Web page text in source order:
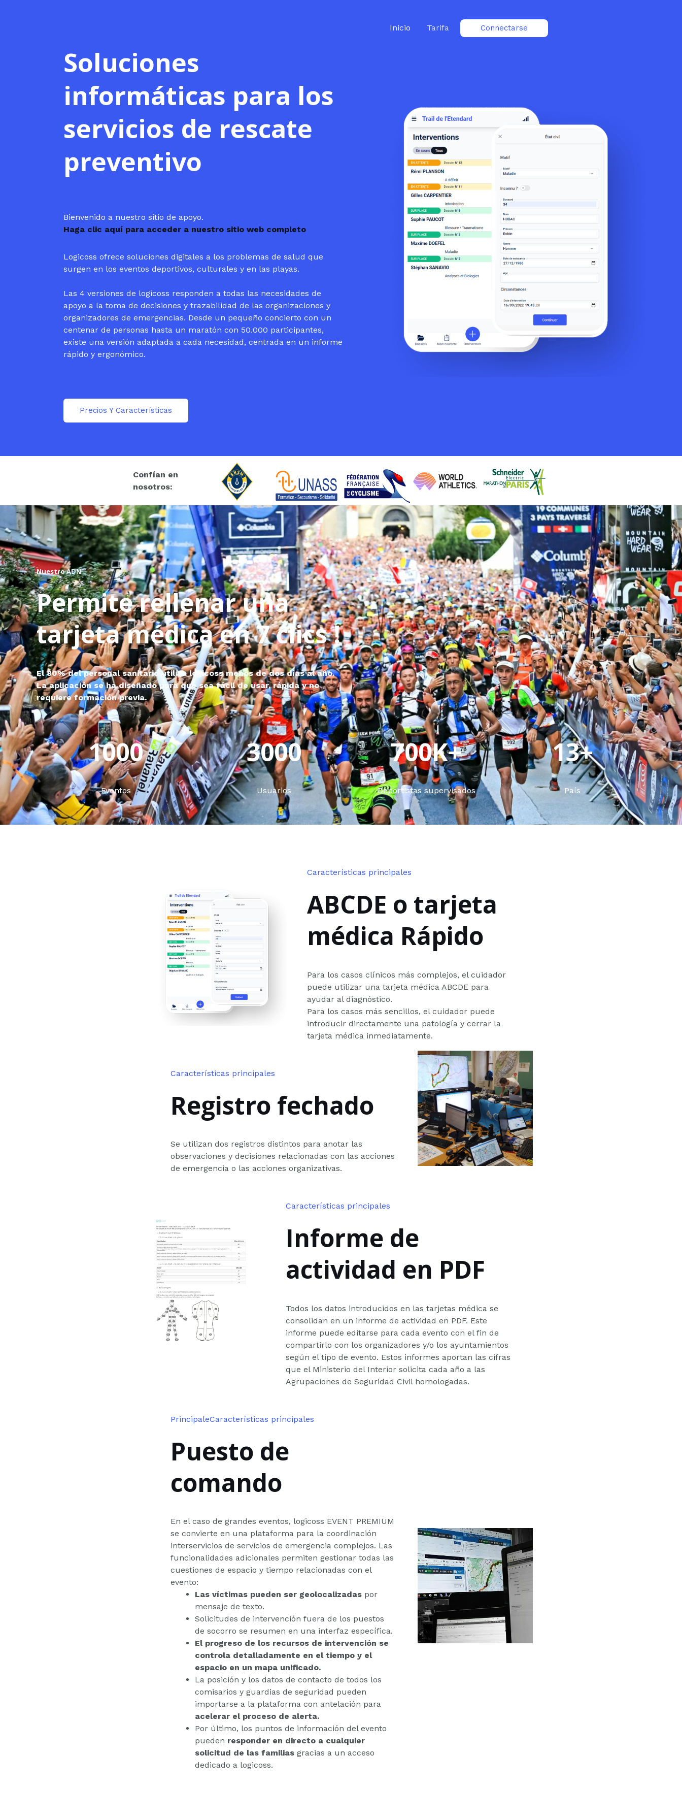
Inicio Tarifa Connectarse
Soluciones
informáticas para los
servicios de rescate
preventivo
Bienvenido a nuestro sitio de apoyo.
Haga clic aquí para acceder a nuestro sitio web completo
Logicoss ofrece soluciones digitales a los problemas de salud que
surgen en los eventos deportivos, culturales y en las playas.
Las 4 versiones de logicoss responden a todas las necesidades de
apoyo a la toma de decisiones y trazabilidad de las organizaciones y
organizadores de emergencias. Desde un pequeño concierto con un
centenar de personas hasta un maratón con 50.000 participantes,
existe una versión adaptada a cada necesidad, centrada en un informe
rápido y ergonómico.
Precios Y Características
Confían en
nosotros:
Nuestro ADN
Permite rellenar una
tarjeta médica en 7 clics !
El 80% del personal sanitario utiliza logicoss menos de dos días al año.
La aplicación se ha diseñado para que sea fácil de usar, rápida y no
requiere formación previa.
1000
Eventos
3000
Usuarios
700K+
Deportistas supervisados
13+
País
Características principales
ABCDE o tarjeta
médica Rápido
Para los casos clínicos más complejos, el cuidador
puede utilizar una tarjeta médica ABCDE para
ayudar al diagnóstico.
Para los casos más sencillos, el cuidador puede
introducir directamente una patología y cerrar la
tarjeta médica inmediatamente.
Características principales
Registro fechado
Se utilizan dos registros distintos para anotar las
observaciones y decisiones relacionadas con las acciones
de emergencia o las acciones organizativas.
Características principales
Informe de
actividad en PDF
Todos los datos introducidos en las tarjetas médica se
consolidan en un informe de actividad en PDF. Este
informe puede editarse para cada evento con el fin de
compartirlo con los organizadores y/o los ayuntamientos
según el tipo de evento. Estos informes aportan las cifras
que el Ministerio del Interior solicita cada año a las
Agrupaciones de Seguridad Civil homologadas.
PrincipaleCaracterísticas principales
Puesto de
comando
En el caso de grandes eventos, logicoss EVENT PREMIUM
se convierte en una plataforma para la coordinación
interservicios de servicios de emergencia complejos. Las
funcionalidades adicionales permiten gestionar todas las
cuestiones de espacio y tiempo relacionadas con el
evento:
Las víctimas pueden ser geolocalizadas por
mensaje de texto.
Solicitudes de intervención fuera de los puestos
de socorro se resumen en una interfaz específica.
El progreso de los recursos de intervención se
controla detalladamente en el tiempo y el
espacio en un mapa unificado.
La posición y los datos de contacto de todos los
comisarios y guardias de seguridad pueden
importarse a la plataforma con antelación para
acelerar el proceso de alerta.
Por último, los puntos de información del evento
pueden responder en directo a cualquier
solicitud de las familias gracias a un acceso
dedicado a logicoss.